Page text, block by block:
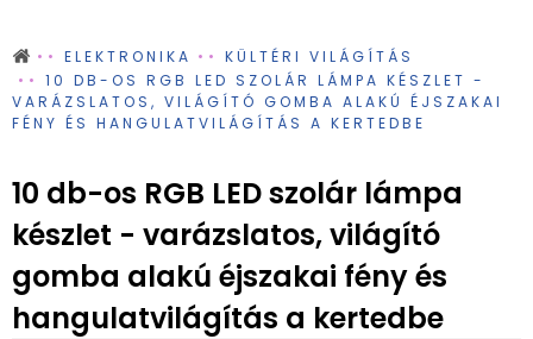
ELEKTRONIKA
KÜLTÉRI VILÁGÍTÁS
10 DB-OS RGB LED SZOLÁR LÁMPA KÉSZLET -
VARÁZSLATOS, VILÁGÍTÓ GOMBA ALAKÚ ÉJSZAKAI
FÉNY ÉS HANGULATVILÁGÍTÁS A KERTEDBE
10 db-os RGB LED szolár lámpa
készlet - varázslatos, világító
gomba alakú éjszakai fény és
hangulatvilágítás a kertedbe